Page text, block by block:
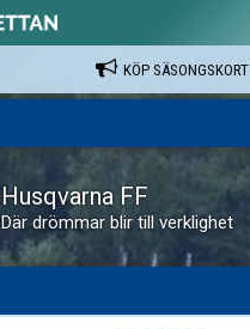
KÖP SÄSONGSKORT
Husqvarna FF
Där drömmar blir till verklighet